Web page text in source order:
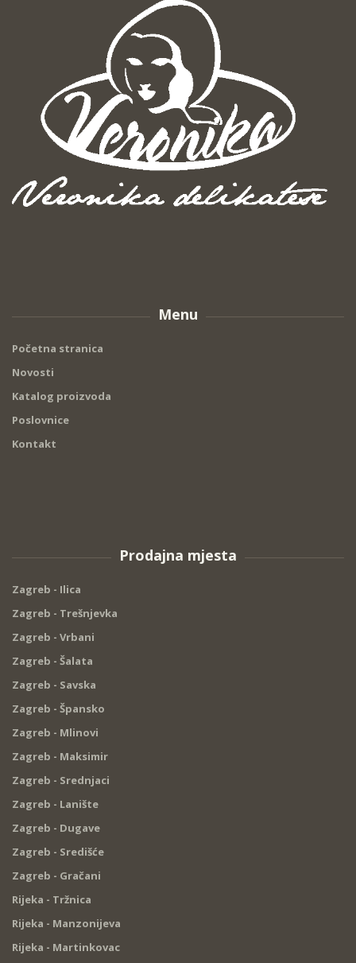
Menu
Početna stranica
Novosti
Katalog proizvoda
Poslovnice
Kontakt
Prodajna mjesta
Zagreb - Ilica
Zagreb - Trešnjevka
Zagreb - Vrbani
Zagreb - Šalata
Zagreb - Savska
Zagreb - Špansko
Zagreb - Mlinovi
Zagreb - Maksimir
Zagreb - Srednjaci
Zagreb - Lanište
Zagreb - Dugave
Zagreb - Središće
Zagreb - Gračani
Rijeka - Tržnica
Rijeka - Manzonijeva
Rijeka - Martinkovac